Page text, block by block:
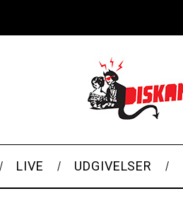
LIVE UDGIVELSER